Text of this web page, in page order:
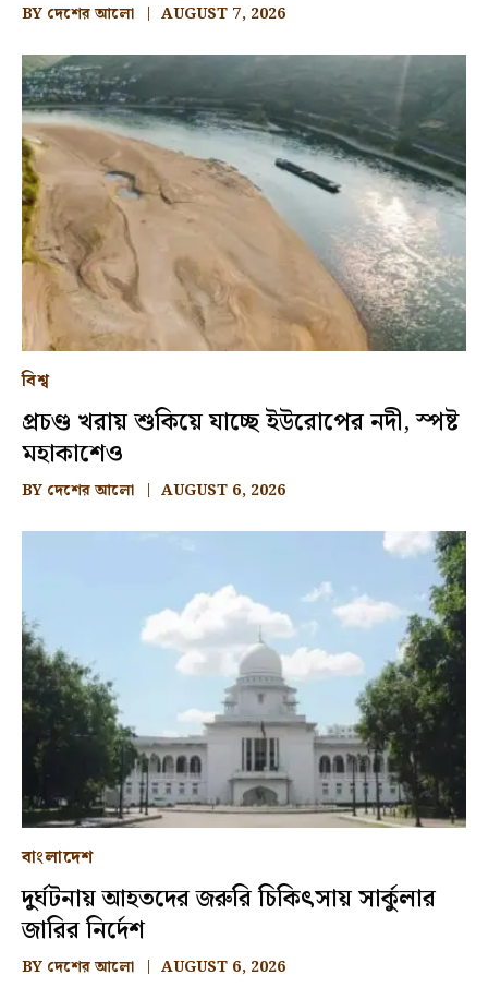
BY দেশের আলো AUGUST 7, 2026
বিশ্ব
প্রচণ্ড খরায় শুকিয়ে যাচ্ছে ইউরোপের নদী, স্পষ্ট
মহাকাশেও
BY দেশের আলো AUGUST 6, 2026
বাংলাদেশ
দুর্ঘটনায় আহতদের জরুরি চিকিৎসায় সার্কুলার
জারির নির্দেশ
BY দেশের আলো AUGUST 6, 2026